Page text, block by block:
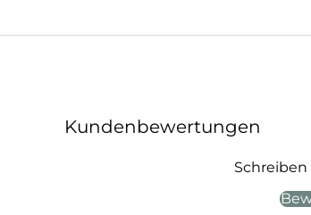
Kundenbewertungen